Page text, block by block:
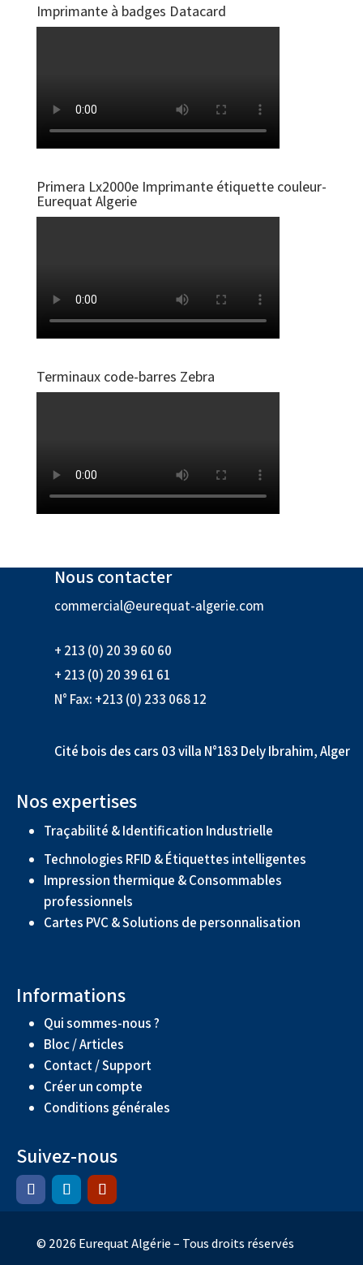
Imprimante à badges Datacard
Primera Lx2000e Imprimante étiquette couleur-
Eurequat Algerie
Terminaux code-barres Zebra
Nous contacter
commercial@eurequat-algerie.com
+ 213 (0) 20 39 60 60
+ 213 (0) 20 39 61 61
N° Fax: +213 (0) 233 068 12
Cité bois des cars 03 villa N°183 Dely Ibrahim, Alger
Nos expertises
Traçabilité & Identification Industrielle
Technologies RFID & Étiquettes intelligentes
Impression thermique & Consommables
professionnels
Cartes PVC & Solutions de personnalisation
Informations
Qui sommes-nous ?
Bloc / Articles
Contact / Support
Créer un compte
Conditions générales
Suivez-nous
© 2026 Eurequat Algérie – Tous droits réservés